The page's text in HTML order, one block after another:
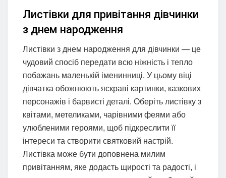
Листівки для привітання дівчинки
з днем народження
Листівки з днем народження для дівчинки — це
чудовий спосіб передати всю ніжність і тепло
побажань маленькій іменинниці. У цьому віці
дівчатка обожнюють яскраві картинки, казкових
персонажів і барвисті деталі. Оберіть листівку з
квітами, метеликами, чарівними феями або
улюбленими героями, щоб підкреслити її
інтереси та створити святковий настрій.
Листівка може бути доповнена милим
привітанням, яке додасть щирості та радості, і